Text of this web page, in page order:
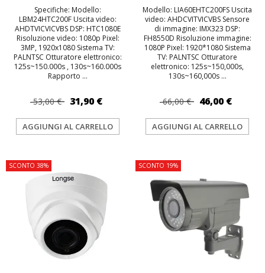
Specifiche: Modello:
LBM24HTC200F Uscita video:
AHDTVICVICVBS DSP: HTC1080E
Risoluzione video: 1080p Pixel:
3MP, 1920x1080 Sistema TV:
PALNTSC Otturatore elettronico:
125s~150.000s , 130s~160.000s
Rapporto ...
53,00 € 31,90 €
AGGIUNGI AL CARRELLO
Modello: LIA60EHTC200FS Uscita
video: AHDCVITVICVBS Sensore
di immagine: IMX323 DSP:
FH8550D Risoluzione immagine:
1080P Pixel: 1920*1080 Sistema
TV: PALNTSC Otturatore
elettronico: 125s~150,000s,
130s~160,000s ...
66,00 € 46,00 €
AGGIUNGI AL CARRELLO
SCONTO 38% SCONTO 19%